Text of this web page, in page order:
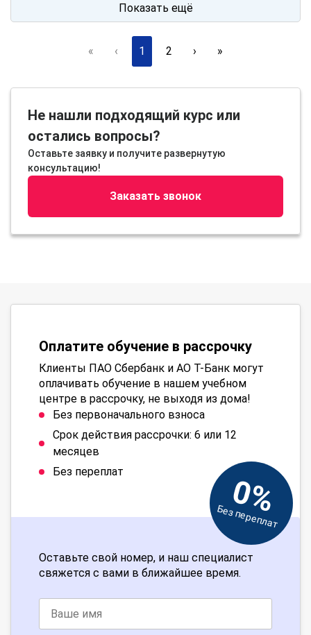
Показать ещё
« ‹ 1 2 › »
Не нашли подходящий курс или
остались вопросы?
Оставьте заявку и получите развернутую
консультацию!
Заказать звонок
Оплатите обучение в рассрочку
Клиенты ПАО Сбербанк и АО Т-Банк могут
оплачивать обучение в нашем учебном
центре в рассрочку, не выходя из дома!
Без первоначального взноса
Срок действия рассрочки: 6 или 12
месяцев
Без переплат
0%
Без переплат
Оставьте свой номер, и наш специалист
свяжется с вами в ближайшее время.